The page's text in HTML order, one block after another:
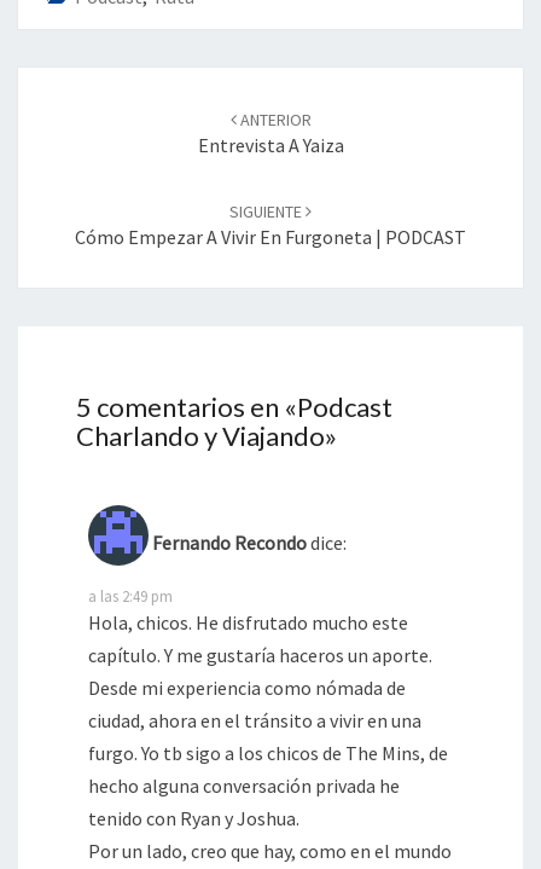
ANTERIOR
Entrevista A Yaiza
SIGUIENTE
Cómo Empezar A Vivir En Furgoneta | PODCAST
5 comentarios en «Podcast
Charlando y Viajando»
Fernando Recondodice:
a las 2:49 pm
Hola, chicos. He disfrutado mucho este
capítulo. Y me gustaría haceros un aporte.
Desde mi experiencia como nómada de
ciudad, ahora en el tránsito a vivir en una
furgo. Yo tb sigo a los chicos de The Mins, de
hecho alguna conversación privada he
tenido con Ryan y Joshua.
Por un lado, creo que hay, como en el mundo